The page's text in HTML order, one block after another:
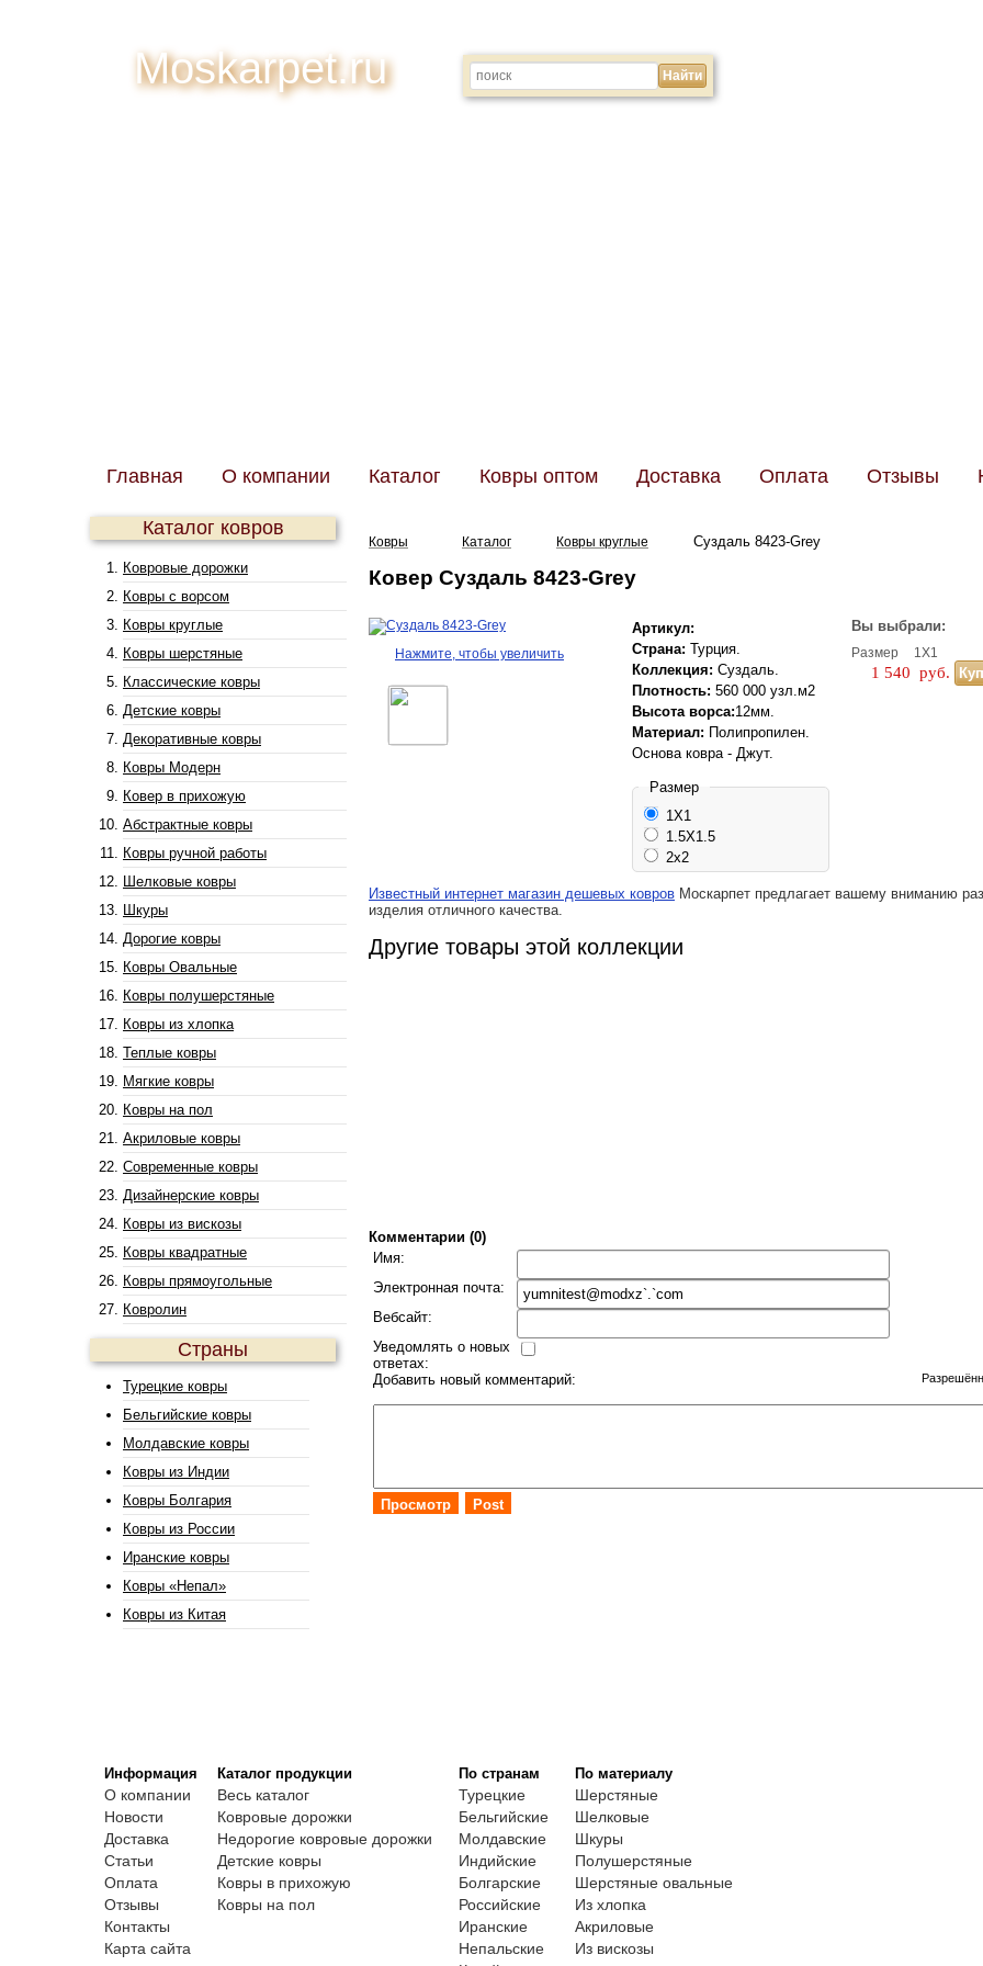
Moskarpet.ru
Главная О компании Каталог Ковры оптом Доставка Оплата Отзывы
Каталог ковров
Ковровые дорожки
Ковры с ворсом
Ковры круглые
Ковры шерстяные
Классические ковры
Детские ковры
Декоративные ковры
Ковры Модерн
Ковер в прихожую
Абстрактные ковры
Ковры ручной работы
Шелковые ковры
Шкуры
Дорогие ковры
Ковры Овальные
Ковры полушерстяные
Ковры из хлопка
Теплые ковры
Мягкие ковры
Ковры на пол
Акриловые ковры
Современные ковры
Дизайнерские ковры
Ковры из вискозы
Ковры квадратные
Ковры прямоугольные
Ковролин
Страны
Турецкие ковры
Бельгийские ковры
Молдавские ковры
Ковры из Индии
Ковры Болгария
Ковры из России
Иранские ковры
Ковры «Непал»
Ковры из Китая
Ковры Каталог Ковры круглые Суздаль 8423-Grey
Ковер Суздаль 8423-Grey
Нажмите, чтобы увеличить
Артикул:
Страна: Турция.
Коллекция: Суздаль.
Плотность: 560 000 узл.м2
Высота ворса:12мм.
Материал: Полипропилен.
Основа ковра - Джут.
Размер
1Х1
1.5X1.5
2x2
Вы выбрали:
Размер 1Х1
1 540 руб.
Известный интернет магазин дешевых ковров Москарпет предлагает вашему вниманию
изделия отличного качества.
Другие товары этой коллекции
Комментарии (0)
Имя:
Электронная почта:
Вебсайт:
Уведомлять о новых
ответах:
Добавить новый комментарий:
Просмотр Post
Информация Каталог продукции По странам По материалу
О компании Весь каталог Турецкие
Шерстяные
Новости
Ковровые дорожки Бельгийские
Шелковые
Доставка
Недорогие ковровые дорожки Молдавские
Шкуры
Статьи
Детские ковры Индийские
Полушерстяные
Оплата
Ковры в прихожую Болгарские
Шерстяные овальные
Отзывы
Ковры на пол Российские
Из хлопка
Контакты
Иранские
Акриловые
Карта сайта
Непальские
Из вискозы